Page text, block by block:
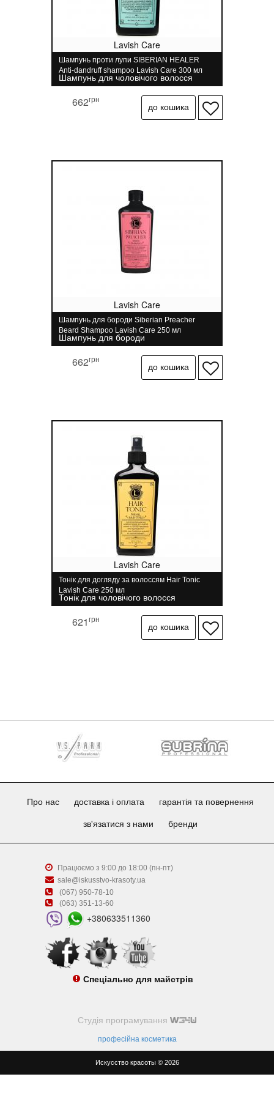
Lavish Care
Шампунь проти лупи SIBERIAN HEALER
Anti-dandruff shampoo Lavish Care 300 мл
Шампунь для чоловічого волосся
662грн
Lavish Care
Шампунь для бороди Siberian Preacher
Beard Shampoo Lavish Care 250 мл
Шампунь для бороди
662грн
Lavish Care
Тонік для догляду за волоссям Hair Tonic
Lavish Care 250 мл
Тонік для чоловічого волосся
621грн
Про нас доставка і оплата гарантія та повернення
зв'язатися з нами бренди
Працюємо з 9:00 до 18:00 (пн-пт)
sale@iskusstvo-krasoty.ua
(067) 950-78-10
(063) 351-13-60
+380633511360
Спеціально для майстрів
Студія програмування
професійна косметика
Искусство красоты © 2026